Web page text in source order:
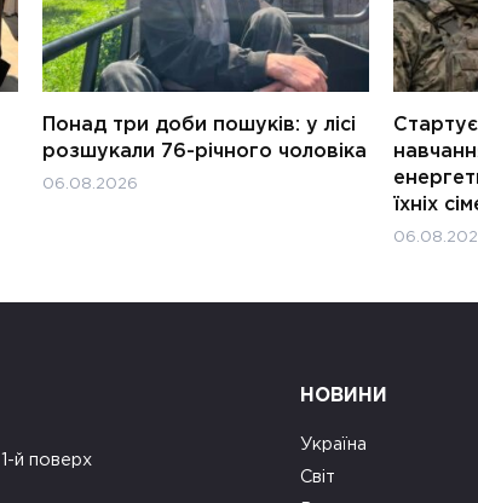
Понад три доби пошуків: у лісі
розшукали 76-річного чоловіка
06.08.2026
їхніх
й поверх
НОВИНИ
Україна
Світ